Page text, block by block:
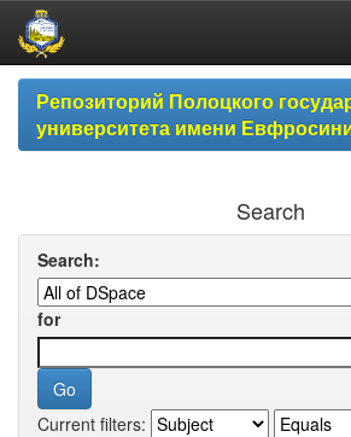
Skip
navigationРепозиторий Полоцкого
университета имени
Search
Search:
for
Current filters: